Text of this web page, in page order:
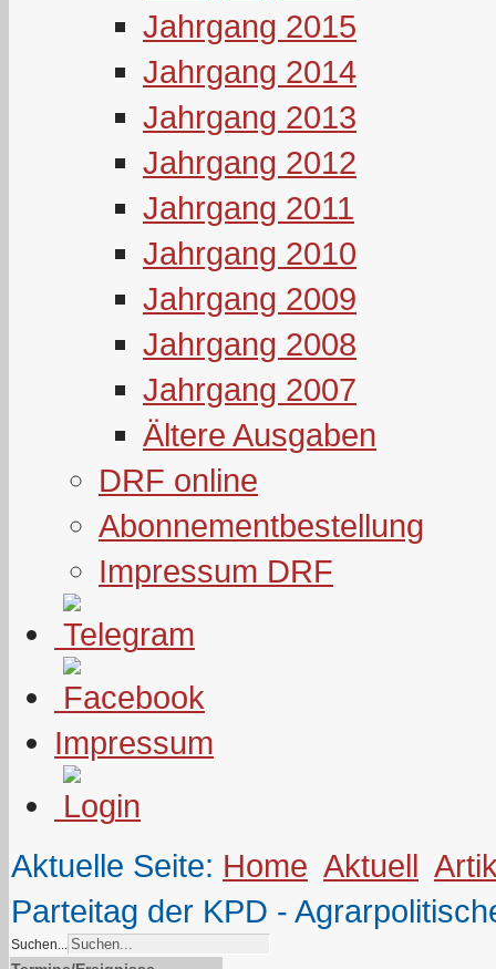
Jahrgang 2015
Jahrgang 2014
Jahrgang 2013
Jahrgang 2012
Jahrgang 2011
Jahrgang 2010
Jahrgang 2009
Jahrgang 2008
Jahrgang 2007
Ältere Ausgaben
DRF online
Abonnementbestellung
Impressum DRF
Impressum
Aktuelle Seite: Home Aktuell
Parteitag der KPD -
Suchen...